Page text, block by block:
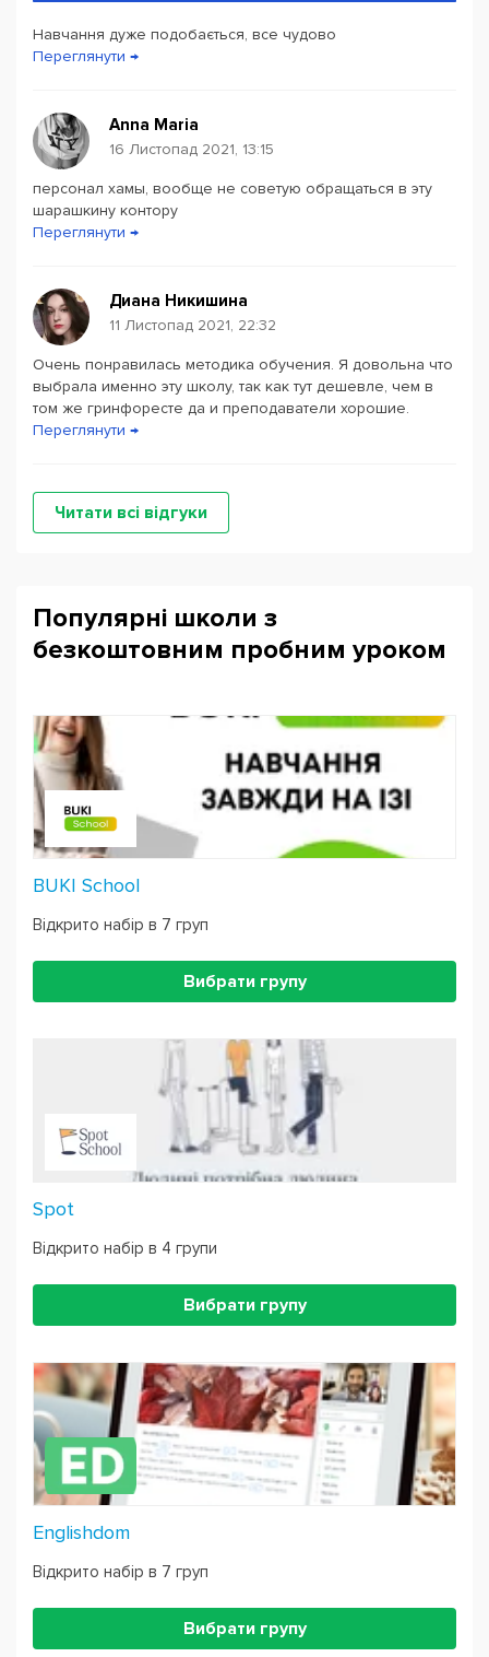
методи навчання, щоб програма такого курсу була
Перед початком навчання в школі студенти проходять
безкоштовне тестування для визначення рівня знань.
В кінці курсу вручається сертифікат. Студенти
забезпечуються всім необхідним навчальним
матеріалом.
Навчання дуже подобається, все чудово
Переглянути →
Anna Maria
16 Листопад 2021, 13:15
персонал хамы, вообще не советую обращаться в эту
шарашкину контору
Переглянути →
Диана Никишина
11 Листопад 2021, 22:32
Очень понравилась методика обучения. Я довольна что
выбрала именно эту школу, так как тут дешевле, чем в
том же гринфоресте да и преподаватели хорошие.
Переглянути →
Читати всі відгуки
Популярні школи з
безкоштовним пробним уроком
BUKI School
Відкрито набір в 7 груп
Вибрати групу
Spot
Відкрито набір в 4 групи
Вибрати групу
Englishdom
Відкрито набір в 7 груп
Вибрати групу